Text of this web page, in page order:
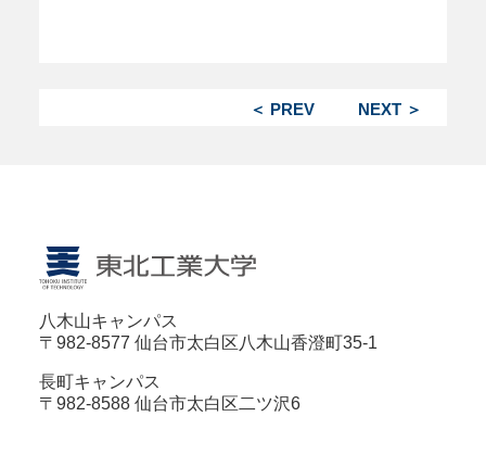
NEXT ＞
＜ PREV
八木山キャンパス
〒982-8577 仙台市太白区八木山香澄町35-1
長町キャンパス
〒982-8588 仙台市太白区二ツ沢6